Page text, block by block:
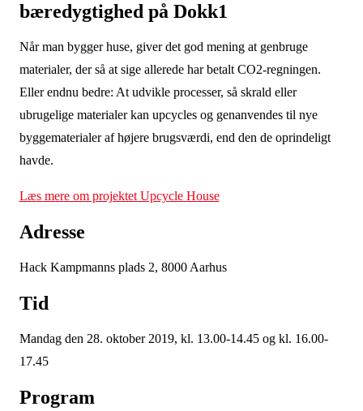
bæredygtighed på Dokk1
Når man bygger huse, giver det god mening at genbruge
materialer, der så at sige allerede har betalt CO2-regningen.
Eller endnu bedre: At udvikle processer, så skrald eller
ubrugelige materialer kan upcycles og genanvendes til nye
byggematerialer af højere brugsværdi, end den de oprindeligt
havde.
Læs mere om projektet Upcycle House
Adresse
Hack Kampmanns plads 2, 8000 Aarhus
Tid
Mandag den 28. oktober 2019, kl. 13.00-14.45 og kl. 16.00-
17.45
Program